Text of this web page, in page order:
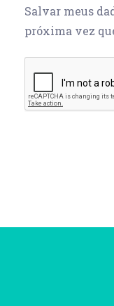
Salvar meus
próxima vez